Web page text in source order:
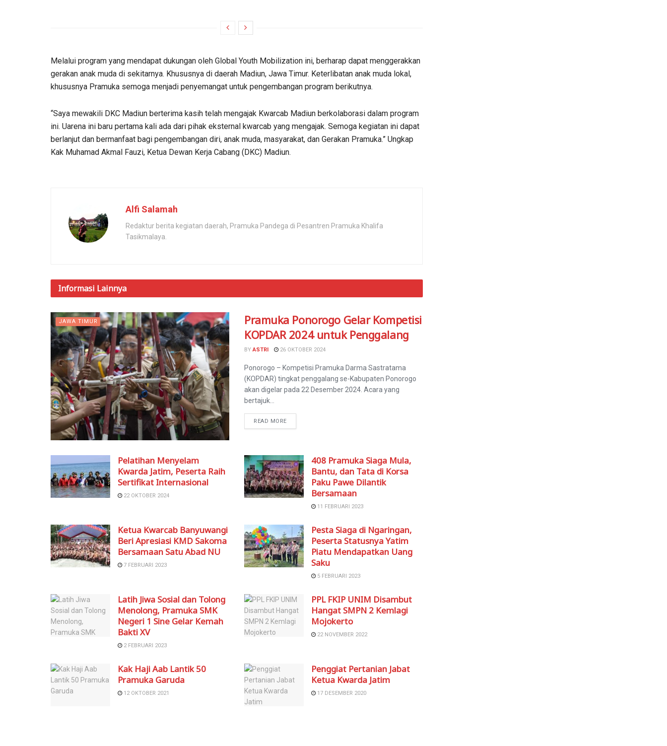
Melalui program yang mendapat dukungan oleh Global Youth Mobilization ini, berharap dapat menggerakkan
gerakan anak muda di sekitarnya. Khususnya di daerah Madiun, Jawa Timur. Keterlibatan anak muda lokal,
khususnya Pramuka semoga menjadi penyemangat untuk pengembangan program berikutnya.
“Saya mewakili DKC Madiun berterima kasih telah mengajak Kwarcab Madiun berkolaborasi dalam program
ini. Uarena ini baru pertama kali ada dari pihak eksternal kwarcab yang mengajak. Semoga kegiatan ini dapat
berlanjut dan bermanfaat bagi pengembangan diri, anak muda, masyarakat, dan Gerakan Pramuka.” Ungkap
Kak Muhamad Akmal Fauzi, Ketua Dewan Kerja Cabang (DKC) Madiun.
Alfi Salamah
Redaktur berita kegiatan daerah, Pramuka Pandega di Pesantren Pramuka Khalifa
Tasikmalaya.
Informasi Lainnya
JAWA TIMUR
Pramuka Ponorogo Gelar Kompetisi
KOPDAR 2024 untuk Penggalang
BY ASTRI 26 OKTOBER 2024
Ponorogo – Kompetisi Pramuka Darma Sastratama
(KOPDAR) tingkat penggalang se-Kabupaten Ponorogo
akan digelar pada 22 Desember 2024. Acara yang
bertajuk...
READ MORE
Pelatihan Menyelam
Kwarda Jatim, Peserta Raih
Sertifikat Internasional
22 OKTOBER 2024
408 Pramuka Siaga Mula,
Bantu, dan Tata di Korsa
Paku Pawe Dilantik
Bersamaan
11 FEBRUARI 2023
Ketua Kwarcab Banyuwangi
Beri Apresiasi KMD Sakoma
Bersamaan Satu Abad NU
7 FEBRUARI 2023
Pesta Siaga di Ngaringan,
Peserta Statusnya Yatim
Piatu Mendapatkan Uang
Saku
5 FEBRUARI 2023
Latih Jiwa Sosial dan Tolong
Menolong, Pramuka SMK
Negeri 1 Sine Gelar Kemah
Bakti XV
2 FEBRUARI 2023
PPL FKIP UNIM Disambut
Hangat SMPN 2 Kemlagi
Mojokerto
22 NOVEMBER 2022
Kak Haji Aab Lantik 50
Pramuka Garuda
12 OKTOBER 2021
Penggiat Pertanian Jabat
Ketua Kwarda Jatim
17 DESEMBER 2020